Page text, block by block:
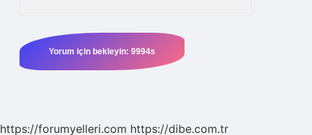
https://forumyelleri.com https://dibe.com.tr